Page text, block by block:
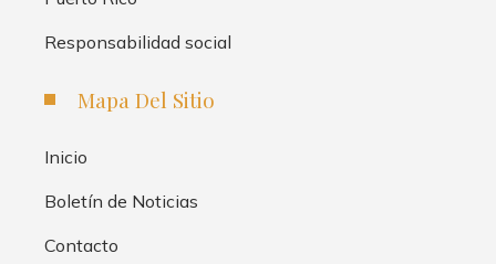
Responsabilidad social
Mapa Del Sitio
Inicio
Boletín de Noticias
Contacto